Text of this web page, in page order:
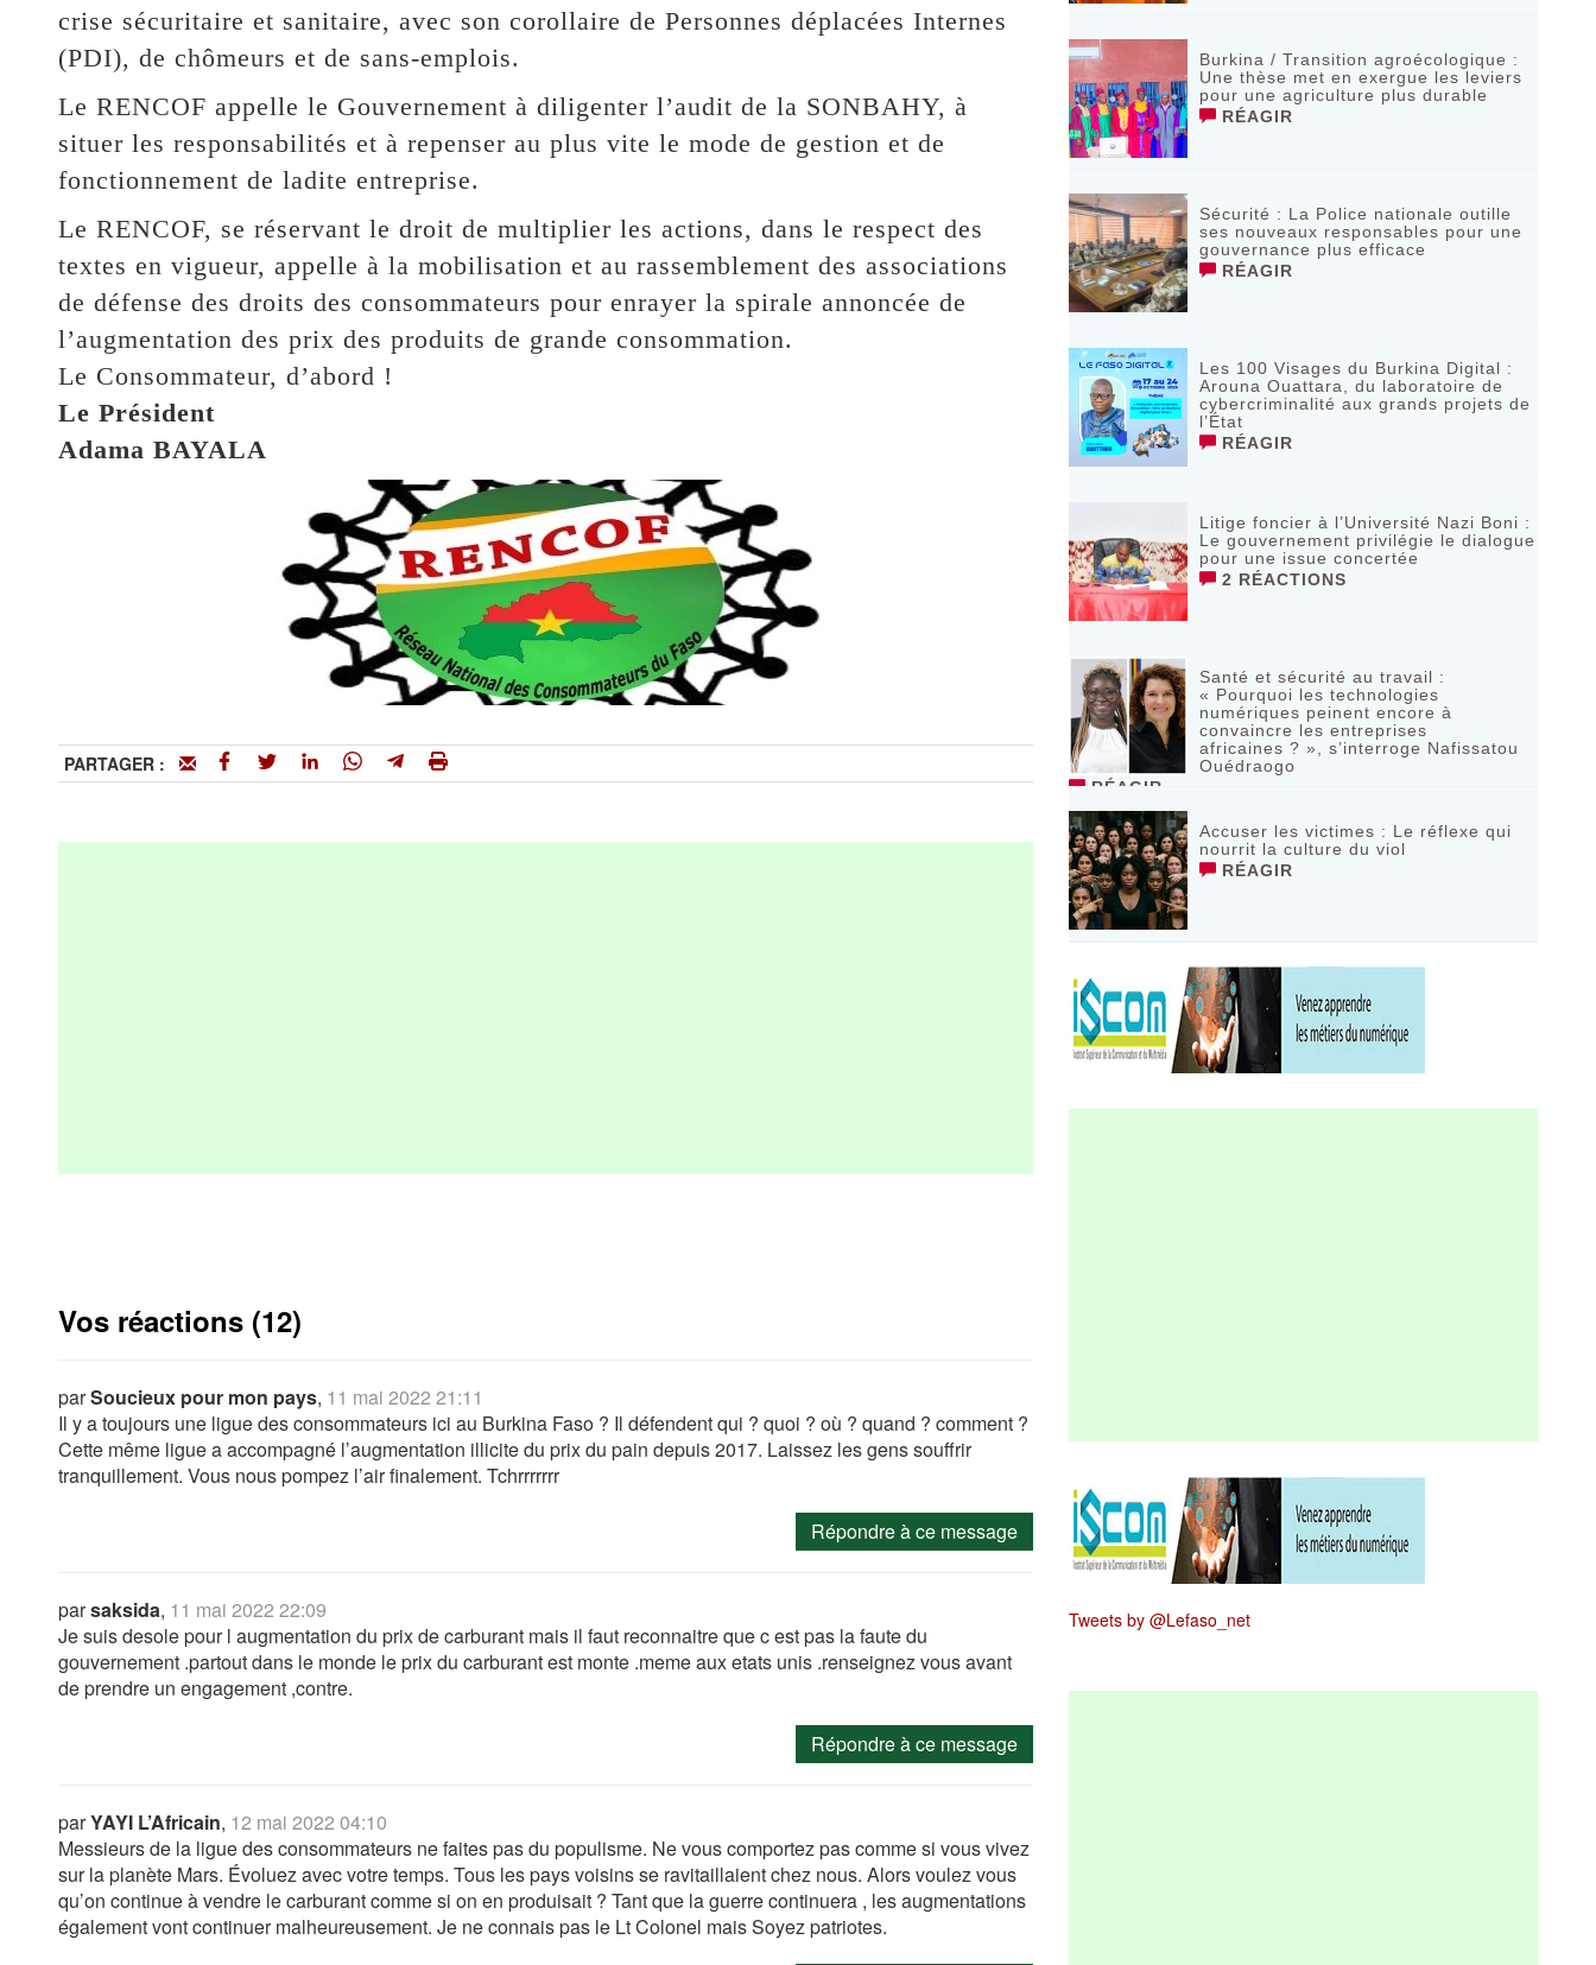
crise sécuritaire et sanitaire, avec son corollaire de Personnes déplacées Internes
(PDI), de chômeurs et de sans-emplois.
Le RENCOF appelle le Gouvernement à diligenter l’audit de la SONBAHY, à
situer les responsabilités et à repenser au plus vite le mode de gestion et de
fonctionnement de ladite entreprise.
Le RENCOF, se réservant le droit de multiplier les actions, dans le respect des
textes en vigueur, appelle à la mobilisation et au rassemblement des associations
de défense des droits des consommateurs pour enrayer la spirale annoncée de
l’augmentation des prix des produits de grande consommation.
Le Consommateur, d’abord !
Le Président
Adama BAYALA
PARTAGER :
Vos réactions (12)
parSoucieux pour mon pays, 11 mai 2022 21:11
Il y a toujours une ligue des consommateurs ici au Burkina Faso ? Il défendent qui ? quoi ? où ? quand ? comment ?
Cette même ligue a accompagné l’augmentation illicite du prix du pain depuis 2017. Laissez les gens souffrir
tranquillement. Vous nous pompez l’air finalement. Tchrrrrrrr
Répondre à ce message
parsaksida, 11 mai 2022 22:09
Je suis desole pour l augmentation du prix de carburant mais il faut reconnaitre que c est pas la faute du
gouvernement .partout dans le monde le prix du carburant est monte .meme aux etats unis .renseignez vous avant
de prendre un engagement ,contre.
Répondre à ce message
parYAYI L’Africain, 12 mai 2022 04:10
Messieurs de la ligue des consommateurs ne faites pas du populisme. Ne vous comportez pas comme si vous vivez
sur la planète Mars. Évoluez avec votre temps. Tous les pays voisins se ravitaillaient chez nous. Alors voulez vous
qu’on continue à vendre le carburant comme si on en produisait ? Tant que la guerre continuera , les augmentations
également vont continuer malheureusement. Je ne connais pas le Lt Colonel mais Soyez patriotes.
Burkina / Transition agroécologique :
Une thèse met en exergue les leviers
pour une agriculture plus durable
RÉAGIR
Sécurité : La Police nationale outille
ses nouveaux responsables pour une
gouvernance plus efficace
RÉAGIR
Les 100 Visages du Burkina Digital :
Arouna Ouattara, du laboratoire de
cybercriminalité aux grands projets de
l’État
RÉAGIR
Litige foncier à l’Université Nazi Boni :
Le gouvernement privilégie le dialogue
pour une issue concertée
2 RÉACTIONS
Santé et sécurité au travail :
« Pourquoi les technologies
numériques peinent encore à
convaincre les entreprises
africaines ? », s’interroge Nafissatou
Ouédraogo
RÉAGIR
Accuser les victimes : Le réflexe qui
nourrit la culture du viol
RÉAGIR
Tweets by @Lefaso_net